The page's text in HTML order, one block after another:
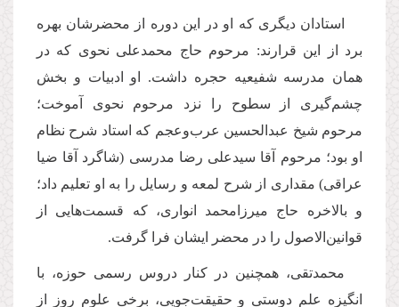
استادان دیگرى كه او در این دوره از محضرشان بهره
برد از این قرارند: مرحوم حاج محمدعلى نحوى كه در
همان مدرسه شفیعیه حجره داشت. او ادبیات و بخش
چشم‌گیرى از سطوح را نزد مرحوم نحوى آموخت؛
مرحوم شیخ عبدالحسین عرب‌وعجم كه استاد شرح نظام
او بود؛ مرحوم آقا سیدعلى رضا مدرسى (‌شاگرد آقا ضیا
عراقى‌) مقدارى از شرح لمعه و رسایل را به او تعلیم داد؛
و بالاخره حاج میرزامحمد انوارى، كه قسمت‌هایى از
قوانین‌الاصول را در محضر ایشان فرا گرفت.
محمدتقى، همچنین در كنار دروس رسمى حوزه، با
انگیزه علم دوستى و حقیقت‌جویى، برخى علوم روز از